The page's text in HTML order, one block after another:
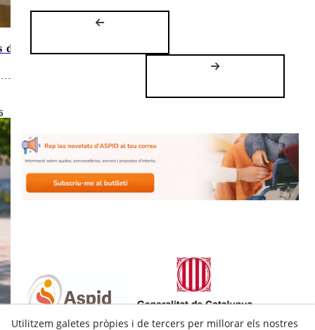
Utilitzem galetes pròpies i de tercers per millorar els nostres